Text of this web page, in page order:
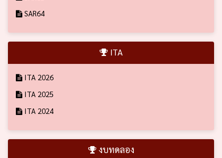
SAR64
ITA
ITA 2026
ITA 2025
ITA 2024
งบทดลอง